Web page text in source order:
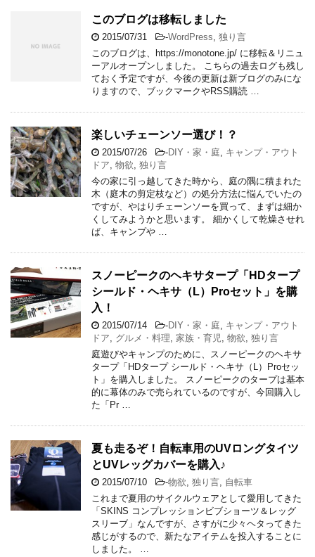
このブログは移転しました
2015/07/31 -WordPress 独り言
このブログは、https://monotone.jp/ に移転＆リニュ
ーアルオープンしました。 こちらの過去ログも残し
ておく予定ですが、今後の更新は新ブログのみにな
りますので、ブックマークやRSS購読 …
楽しいチェーンソー選び！？
2015/07/26 -DIY・家・庭
キャンプ・アウト
ドア 物欲 独り言
今の家に引っ越してきた時から、庭の隅に積まれた
木（庭木の剪定枝など）の処分方法に悩んでいたの
ですが、やはりチェーンソーを買って、まずは細か
くしてみようかと思います。 細かくして乾燥させれ
ば、キャンプや …
スノーピークのヘキサタープ「HDタープ
シールド・ヘキサ（L）Proセット」を購
入！
2015/07/14 -DIY・家・庭
キャンプ・アウト
ドア
グルメ・料理 家族・育児 物欲 独り言
庭遊びやキャンプのために、スノーピークのヘキサ
タープ「HDタープ シールド・ヘキサ（L）Proセッ
ト」を購入しました。 スノーピークのタープは基本
的に幕体のみで売られているのですが、今回購入し
た「Pr …
夏も走るぞ！自転車用のUVロングタイツ
とUVレッグカバーを購入♪
2015/07/10 -物欲 独り言 自転車
これまで夏用のサイクルウェアとして愛用してきた
「SKINS コンプレッションビブショーツ＆レッグ
スリーブ」なんですが、さすがに少々ヘタってきた
感じがするので、新たなアイテムを投入することに
しました。 …